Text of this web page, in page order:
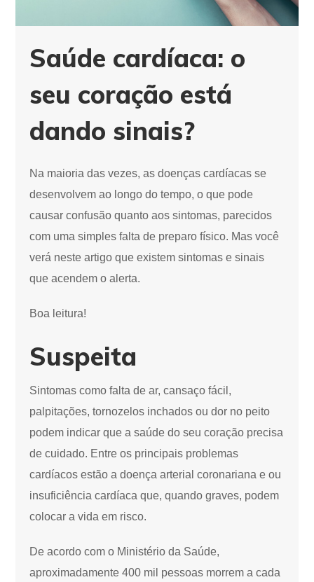
Saúde cardíaca: o
seu coração está
dando sinais?
Na maioria das vezes, as doenças cardíacas se
desenvolvem ao longo do tempo, o que pode
causar confusão quanto aos sintomas, parecidos
com uma simples falta de preparo físico. Mas você
verá neste artigo que existem sintomas e sinais
que acendem o alerta.
Boa leitura!
Suspeita
Sintomas como falta de ar, cansaço fácil,
palpitações, tornozelos inchados ou dor no peito
podem indicar que a saúde do seu coração precisa
de cuidado. Entre os principais problemas
cardíacos estão a doença arterial coronariana e ou
insuficiência cardíaca que, quando graves, podem
colocar a vida em risco.
De acordo com o Ministério da Saúde,
aproximadamente 400 mil pessoas morrem a cada